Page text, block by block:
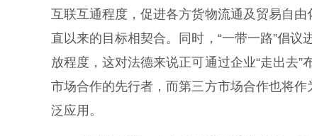
互联互通程度，促进各方货物流通及贸易自
直以来的目标相契合。同时，“一带一路”倡
放程度，这对法德来说正可通过企业“走出去
市场合作的先行者，而第三方市场合作也将
泛应用。